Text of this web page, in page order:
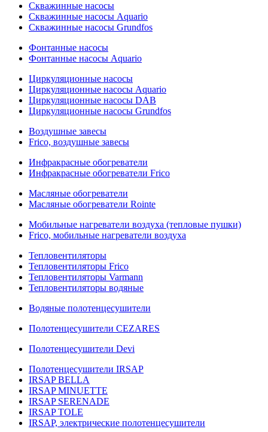
Скважинные насосы
Скважинные насосы Aquario
Скважинные насосы Grundfos
Фонтанные насосы
Фонтанные насосы Aquario
Циркуляционные насосы
Циркуляционные насосы Aquario
Циркуляционные насосы DAB
Циркуляционные насосы Grundfos
Воздушные завесы
Frico, воздушные завесы
Инфракрасные обогреватели
Инфракрасные обогреватели Frico
Масляные обогреватели
Масляные обогреватели Rointe
Мобильные нагреватели воздуха (тепловые пушки)
Frico, мобильные нагреватели воздуха
Тепловентиляторы
Тепловентиляторы Frico
Тепловентиляторы Varmann
Тепловентиляторы водяные
Водяные полотенцесушители
Полотенцесушители CEZARES
Полотенцесушители Devi
Полотенцесушители IRSAP
IRSAP BELLA
IRSAP MINUETTE
IRSAP SERENADE
IRSAP TOLE
IRSAP, электрические полотенцесушители